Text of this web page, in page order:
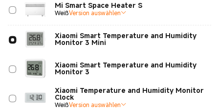
Mi Smart Space Heater S
WeißVersion auswählen
Xiaomi Smart Temperature and Humidity
Monitor 3 Mini
Xiaomi Smart Temperature and Humidity
Monitor 3
Xiaomi Temperature and Humidity Monitor
Clock
WeißVersion auswählen